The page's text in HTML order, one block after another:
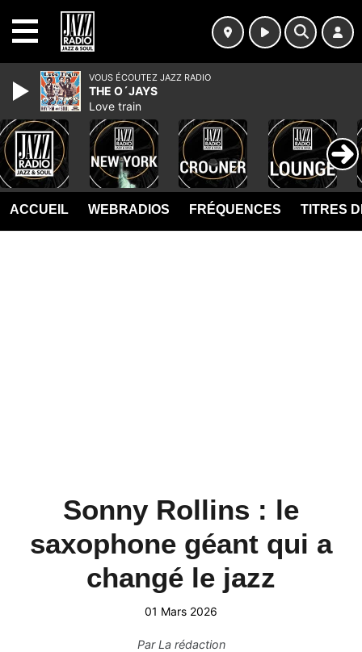
ACCUEIL WEBRADIOS FRÉQUENCES TITRES
Sonny Rollins : le
saxophone géant qui a
changé le jazz
01 Mars 2026
ParLa rédaction
VOUS ÉCOUTEZ JAZZ RADIO
THE O´JAYS
Love train